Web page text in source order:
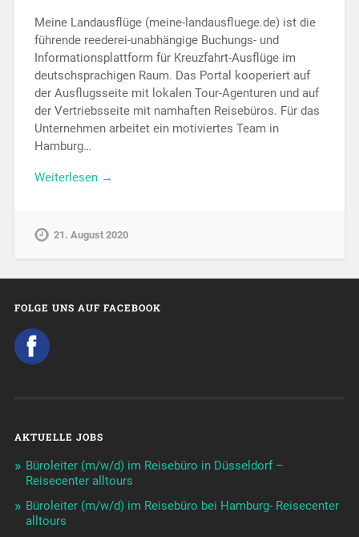
Meine Landausflüge (meine-landausfluege.de) ist die
führende reederei-unabhängige Buchungs- und
Informationsplattform für Kreuzfahrt-Ausflüge im
deutschsprachigen Raum. Das Portal kooperiert auf
der Ausflugsseite mit lokalen Tour-Agenturen und auf
der Vertriebsseite mit namhaften Reisebüros. Für das
Unternehmen arbeitet ein motiviertes Team in
Hamburg…
Weiterlesen →
21. August 2020
FOLGE UNS AUF FACEBOOK
AKTUELLE JOBS
Büroleiter (m/w/d) im Reisebüro in Düsseldorf –
Reisecenter alltours
Büroleiter (m/w/d) im Reisebüro bei Hamburg- Reisecenter
alltours